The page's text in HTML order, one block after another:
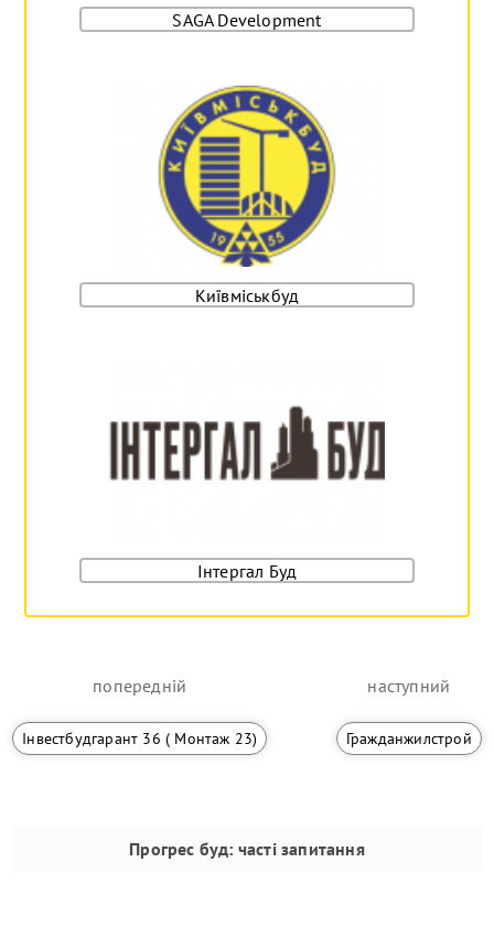
SAGA Development
Київміськбуд
Інтергал Буд
попередній
Інвестбудгарант 36 ( Монтаж 23)
наступний
Гражданжилстрой
Прогрес буд: часті запитання